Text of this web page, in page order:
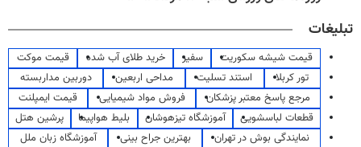
تبلیغات
قیمت شیشه سکوریت سفیر خرید طلای آب شده
قیمت موکت
تور کربلا
استند تسلیت مداحی اربعین
دوربین مداربسته
مرجع پاسخ معتبر پزشکان
فروش مواد شیمیایی
قیمت ایمپلنت
قطعات لباسشویی
آموزشگاه تیزهوشان بلیط هواپیما
پرشین هتل
نمایندگی بوش در تهران
بهترین جراح بینی
آموزشگاه زبان ملل